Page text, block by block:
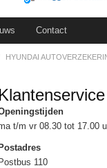
Contact
HYUNDAI
Klantenservice
t/m vr 08.30 tot 17.00
Postadres
Postbus 110